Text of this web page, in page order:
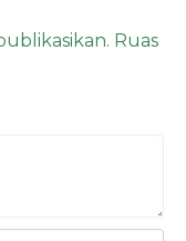
Ruas